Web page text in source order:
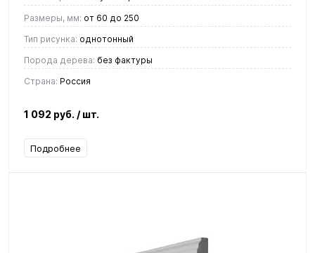
Размеры, мм: от 60 до 250
Тип рисунка: однотонный
Порода дерева: без фактуры
Страна: Россия
1 092 руб. / шт.
Подробнее